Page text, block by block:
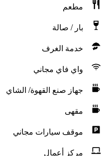
مطعم
بار / صالة
خدمة الغرف
واي فاي مجاني
جهاز صنع القهوة/ الشاي
مقهى
موقف سيارات مجاني
مركز أعمال